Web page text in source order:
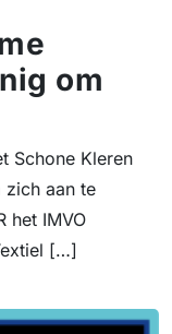
om
Schone Kleren
zich aan te
het IMVO
[…]